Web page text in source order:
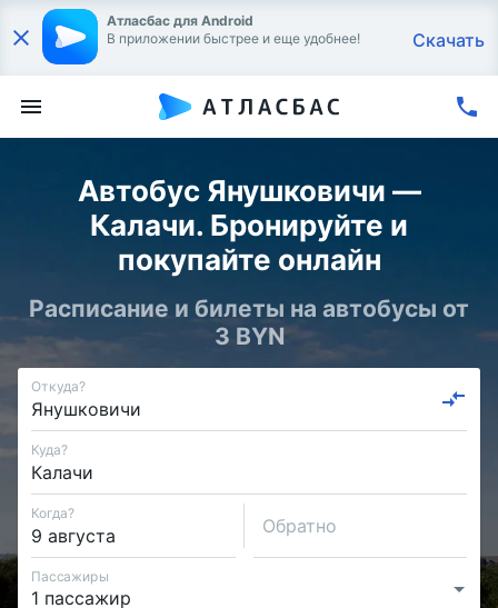
Атласбас для Android
В приложении быстрее и еще удобнее!
Скачать
Автобус Янушковичи —
Калачи. Бронируйте и
покупайте онлайн
Расписание и билеты на автобусы от
3 BYN
Откуда?
Куда?
Когда?
Обратно
Пассажиры